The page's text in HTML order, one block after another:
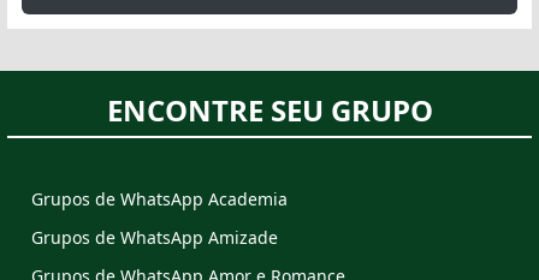
ENCONTRE SEU GRUPO
Grupos de WhatsApp Academia
Grupos de WhatsApp Amizade